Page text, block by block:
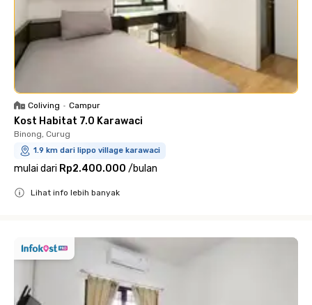
Coliving • Campur
Kost Habitat 7.0 Karawaci
Binong, Curug
1.9 km dari lippo village karawaci
mulai dari Rp2.400.000 /bulan
Lihat info lebih banyak